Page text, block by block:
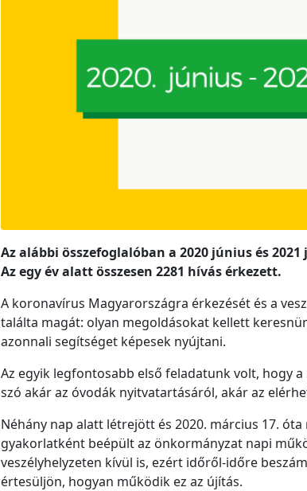
Az alábbi összefoglalóban a 2020 június és
Az egy év alatt összesen 2281 hívás érkezett.
A koronavírus Magyarországra érkezését és a
találta magát: olyan megoldásokat kellett
azonnali segítséget képesek nyújtani.
Az egyik legfontosabb első feladatunk volt, hogy
szó akár az óvodák nyitvatartásáról, akár az
Néhány nap alatt létrejött és 2020. március 17.
gyakorlatként beépült az önkormányzat napi
veszélyhelyzeten kívül is, ezért időről-időre
értesüljön, hogyan működik ez az újítás.